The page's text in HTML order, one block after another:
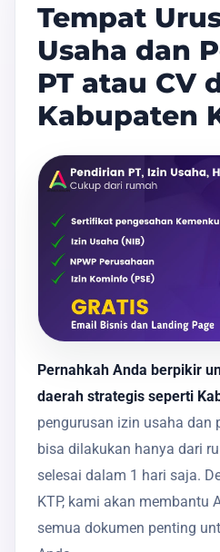
Tempat
Usaha dan
PT atau CV
Kabupaten
Pernahkah Anda berpikir
daerah strategis seperti
pengurusan izin usaha dan
bisa dilakukan hanya dari
selesai dalam 1 hari saja.
KTP, kami akan membantu
semua dokumen penting